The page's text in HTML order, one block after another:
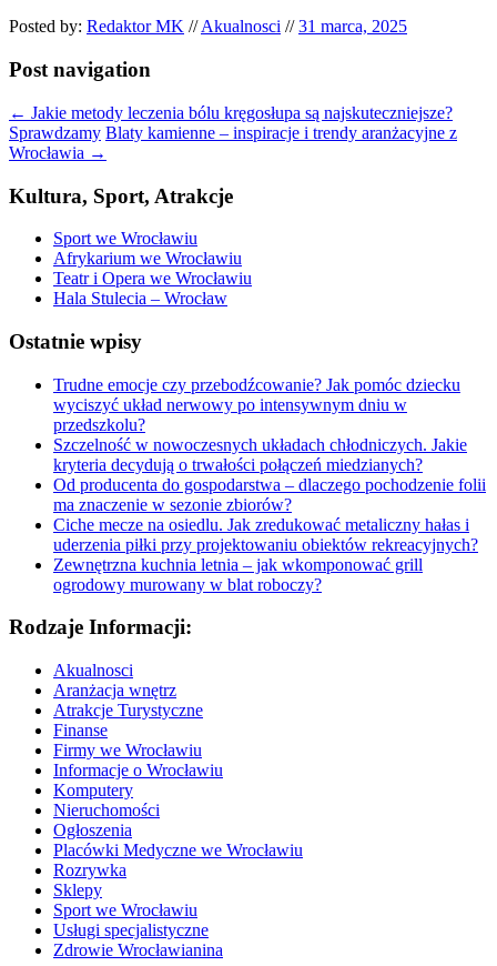
Posted by: Redaktor MK // Akualnosci // 31 marca, 2025
Post navigation
← Jakie metody leczenia bólu kręgosłupa są najskuteczniejsze?
Sprawdzamy Blaty kamienne – inspiracje i trendy aranżacyjne z
Wrocławia →
Kultura, Sport, Atrakcje
Sport we Wrocławiu
Afrykarium we Wrocławiu
Teatr i Opera we Wrocławiu
Hala Stulecia – Wrocław
Ostatnie wpisy
Trudne emocje czy przebodźcowanie? Jak pomóc dziecku
wyciszyć układ nerwowy po intensywnym dniu w
przedszkolu?
Szczelność w nowoczesnych układach chłodniczych. Jakie
kryteria decydują o trwałości połączeń miedzianych?
Od producenta do gospodarstwa – dlaczego pochodzenie folii
ma znaczenie w sezonie zbiorów?
Ciche mecze na osiedlu. Jak zredukować metaliczny hałas i
uderzenia piłki przy projektowaniu obiektów rekreacyjnych?
Zewnętrzna kuchnia letnia – jak wkomponować grill
ogrodowy murowany w blat roboczy?
Rodzaje Informacji:
Akualnosci
Aranżacja wnętrz
Atrakcje Turystyczne
Finanse
Firmy we Wrocławiu
Informacje o Wrocławiu
Komputery
Nieruchomości
Ogłoszenia
Placówki Medyczne we Wrocławiu
Rozrywka
Sklepy
Sport we Wrocławiu
Usługi specjalistyczne
Zdrowie Wrocławianina